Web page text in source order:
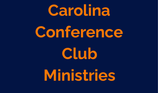
Carolina
Conference
Club
Ministries